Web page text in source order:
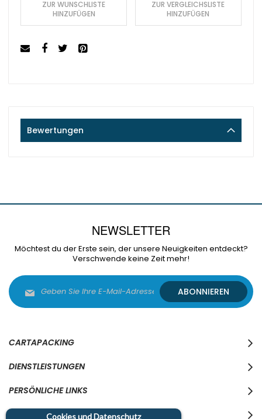
Cookies und Datenschutz
ZUR WUNSCHLISTE
HINZUFÜGEN
ZUR VERGLEICHSLISTE
HINZUFÜGEN
Bewertungen
NEWSLETTER
Möchtest du der Erste sein, der unsere Neuigkeiten entdeckt?
Verschwende keine Zeit mehr!
Sie
sich
ABONNIEREN
CARTAPACKING
DIENSTLEISTUNGEN
PERSÖNLICHE LINKS
WO WIR SIND